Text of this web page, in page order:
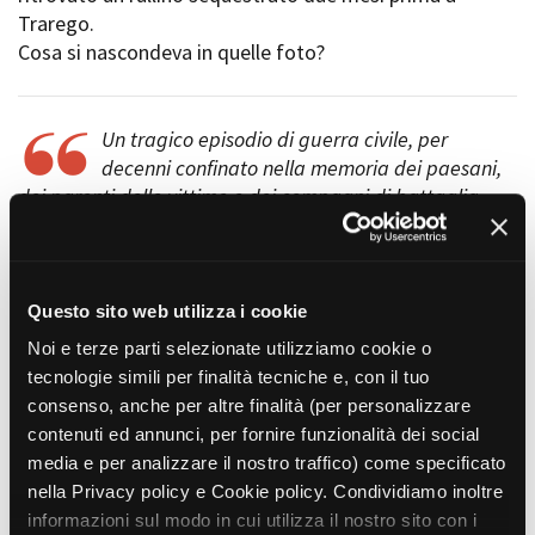
Questo sito web utilizza i cookie
Noi e terze parti selezionate utilizziamo cookie o
tecnologie simili per finalità tecniche e, con il tuo
consenso, anche per altre finalità (per personalizzare
contenuti ed annunci, per fornire funzionalità dei social
media e per analizzare il nostro traffico) come specificato
nella Privacy policy e Cookie policy. Condividiamo inoltre
informazioni sul modo in cui utilizza il nostro sito con i
Short Film Fund
Società di produzione
Strutture di servizio
Professionisti
Attrici-Attori
BOOK DATABASE
NEWS
CASTING
David di Donatello
STRUMENTI
Location - Accedi al tuo
profilo
Location - Nuovo utente
Lavora con noi
Lavoro
Elenco Operatori Economici
per affidamento lavori in
economia
Trarego.
Cosa si nascondeva in quelle foto?
Un tragico episodio di guerra civile, per
decenni confinato nella memoria dei paesani,
dei parenti delle vittime e dei compagni di battaglia,
viene riportato alla luce da studenti dell’Istituto
Altri studenti (5a A Scienze umane e sociali 2006–07)
riprendono le fila della me¬moria e, sotto la guida del
regista, ne fanno un docu-fiction con interviste a
testi¬moni ed esperti e rigorose ricostru¬zioni d’epoca
nei luoghi stessi degli eventi.